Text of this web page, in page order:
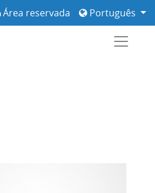
Português
Área reservada